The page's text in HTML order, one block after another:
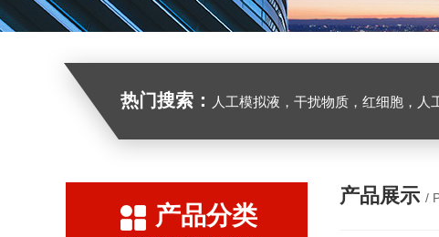
热门搜索： 人工模拟液，干扰物质，红细胞，人
产品分类
产品展示 /